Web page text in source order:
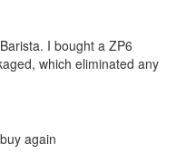
I bought a ZP6
which eliminated any
again